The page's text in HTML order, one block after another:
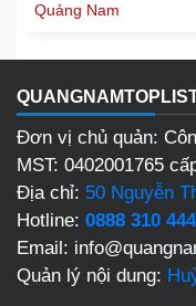
Quảng Nam
Đơn vị chủ quản:
MST: 0402001765
Địa chỉ: 50 Nguyễn
Hotline: 0888 310 444
Email:
Quản lý nội dung: